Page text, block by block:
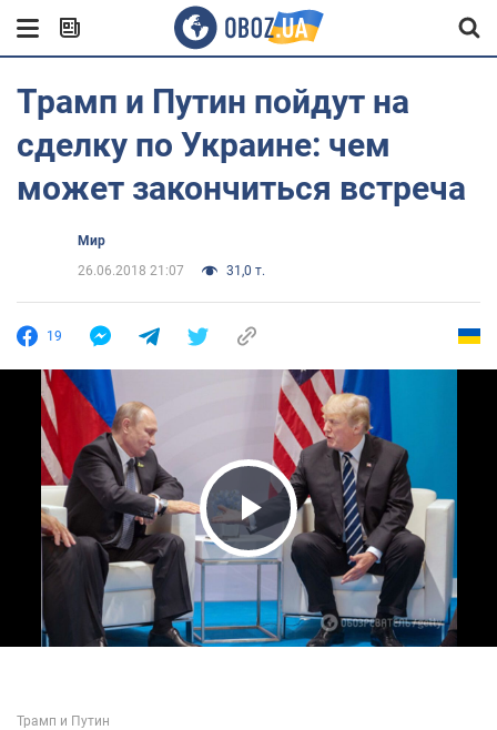
Трамп и Путин пойдут на
сделку по Украине: чем
может закончиться встреча
Мир
26.06.2018 21:07
31,0 т.
19
Play Video